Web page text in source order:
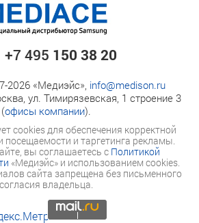
+7 495 150 38 20
2026 «Медиэйс», info@medison.ru
ул. Тимирязевская, 1 строение 3
(офисы компании).
cookies для обеспечения корректной
посещаемости и таргетинга рекламы.
вы соглашаетесь с Политикой
«Медиэйс» и использованием cookies.
сайта запрещена без письменного
согласия владельца.